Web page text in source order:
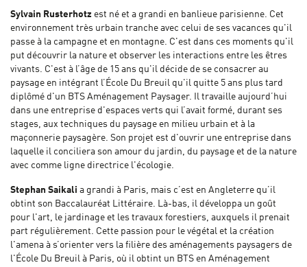
Sylvain Rusterhotz est né et a grandi en banlieue parisienne. Cet
environnement très urbain tranche avec celui de ses vacances qu'il
passe à la campagne et en montagne. C'est dans ces moments qu'il
put découvrir la nature et observer les interactions entre les êtres
vivants. C'est à l’âge de 15 ans qu'il décide de se consacrer au
paysage en intégrant l’École Du Breuil qu'il quitte 5 ans plus tard
diplômé d'un BTS Aménagement Paysager. Il travaille aujourd’hui
dans une entreprise d'espaces verts qui l’avait formé, durant ses
stages, aux techniques du paysage en milieu urbain et à la
maçonnerie paysagère. Son projet est d'ouvrir une entreprise dans
laquelle il conciliera son amour du jardin, du paysage et de la nature
avec comme ligne directrice l'écologie.
Stephan Saikali a grandi à Paris, mais c’est en Angleterre qu’il
obtint son Baccalauréat Littéraire. Là-bas, il développa un goût
pour l'art, le jardinage et les travaux forestiers, auxquels il prenait
part régulièrement. Cette passion pour le végétal et la création
l'amena à s’orienter vers la filière des aménagements paysagers de
l'École Du Breuil à Paris, où il obtint un BTS en Aménagement